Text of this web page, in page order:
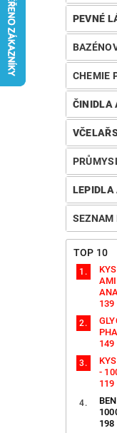
MOJE
PEVNÉ
CHEMIE
ČINIDLA
LEPIDLA
SEZNAM
TOP 10
139
149
-
119
198